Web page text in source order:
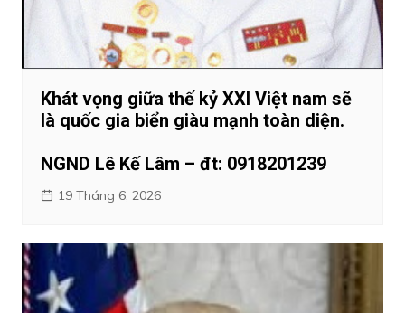
Khát vọng giữa thế kỷ XXI Việt nam sẽ
là quốc gia biển giàu mạnh toàn diện.
NGND Lê Kế Lâm – đt: 0918201239
19 Tháng 6, 2026